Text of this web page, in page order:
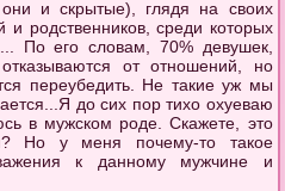
и скрытые), глядя на своих
и родственников, среди которых
По его словам, 70% девушек,
от отношений, но
переубедить. Не такие уж мы
до сих пор тихо охуеваю
в мужском роде. Скажете, это
Но у меня почему-то такое
к данному мужчине и